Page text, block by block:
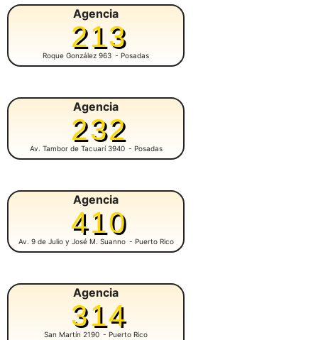
Agencia
213
Roque González 963 - Posadas
Agencia
232
Av. Tambor de Tacuarí 3940 - Posadas
Agencia
410
Av. 9 de Julio y José M. Suanno - Puerto Rico
Agencia
314
San Martín 2190 - Puerto Rico